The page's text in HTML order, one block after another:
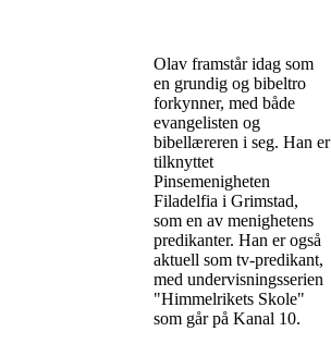
Olav framstår idag som
en grundig og bibeltro
forkynner, med både
evangelisten og
bibellæreren i seg. Han er
tilknyttet
Pinsemenigheten
Filadelfia i Grimstad,
som en av menighetens
predikanter. Han er også
aktuell som tv-predikant,
med undervisningsserien
"Himmelrikets Skole"
som går på Kanal 10.